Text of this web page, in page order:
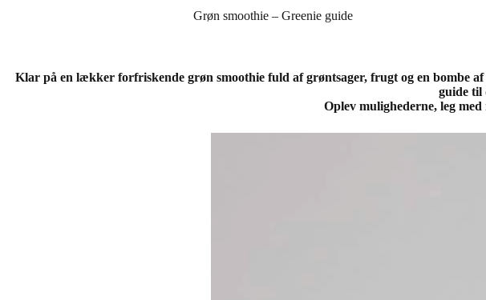
Grøn smoothie – Greenie guide
Klar på en lækker forfriskende grøn smoothie fuld af grøntsager, frugt og en bombe
guide til
Oplev mulighederne, leg